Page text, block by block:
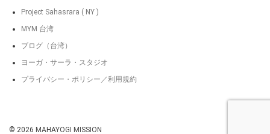
Project Sahasrara ( NY )
MYM 台湾
ブログ（台湾）
ヨーガ・サーラ・スタジオ
プライバシー・ポリシー／利用規約
© 2026 MAHAYOGI MISSION